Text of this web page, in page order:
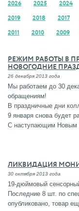
2026 2025 2024
2019 2018 2017
2011 2010 2009
РЕЖИМ РАБОТЫ В
НОВОГОДНИЕ
26 декабря 2013 года
Мы работаем до 30
обращениям!
В праздничные дни
9 января снова будет
С наступающим Новым
ЛИКВИДАЦИЯ
30 октября 2013 года
19-дюймовый
Последние 8 шт. по
опубликовано, товар